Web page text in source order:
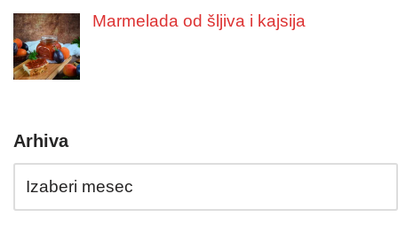
Marmelada od šljiva i kajsija
Arhiva